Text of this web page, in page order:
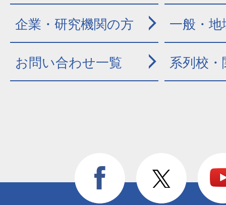
企業・研究機関の方 一般・地
お問い合わせ一覧 系列校